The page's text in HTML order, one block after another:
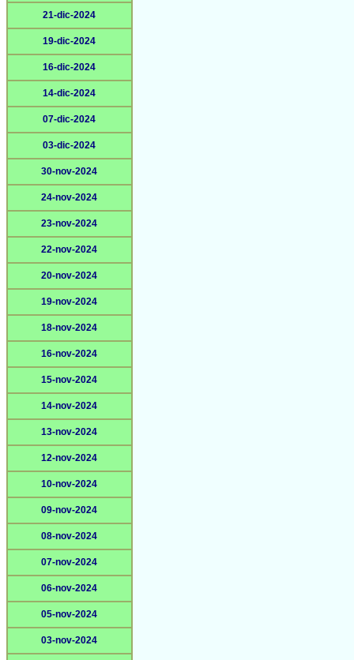
21-dic-2024
19-dic-2024
16-dic-2024
14-dic-2024
07-dic-2024
03-dic-2024
30-nov-2024
24-nov-2024
23-nov-2024
22-nov-2024
20-nov-2024
19-nov-2024
18-nov-2024
16-nov-2024
15-nov-2024
14-nov-2024
13-nov-2024
12-nov-2024
10-nov-2024
09-nov-2024
08-nov-2024
07-nov-2024
06-nov-2024
05-nov-2024
03-nov-2024